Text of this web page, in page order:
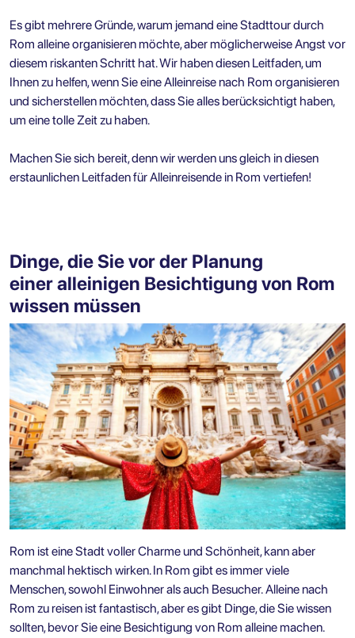
Es gibt mehrere Gründe, warum jemand eine Stadttour durch
Rom alleine organisieren möchte, aber möglicherweise Angst vor
diesem riskanten Schritt hat. Wir haben diesen Leitfaden, um
Ihnen zu helfen, wenn Sie eine Alleinreise nach Rom organisieren
und sicherstellen möchten, dass Sie alles berücksichtigt haben,
um eine tolle Zeit zu haben.
Machen Sie sich bereit, denn wir werden uns gleich in diesen
erstaunlichen Leitfaden für Alleinreisende in Rom vertiefen!
Dinge, die Sie vor der Planung
einer alleinigen Besichtigung von Rom
wissen müssen
Rom ist eine Stadt voller Charme und Schönheit, kann aber
manchmal hektisch wirken. In Rom gibt es immer viele
Menschen, sowohl Einwohner als auch Besucher. Alleine nach
Rom zu reisen ist fantastisch, aber es gibt Dinge, die Sie wissen
sollten, bevor Sie eine Besichtigung von Rom alleinemachen.